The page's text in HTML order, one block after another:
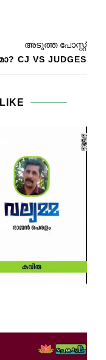
അടുത്ത പോസ്റ്റ്
CJ VS JUDGES